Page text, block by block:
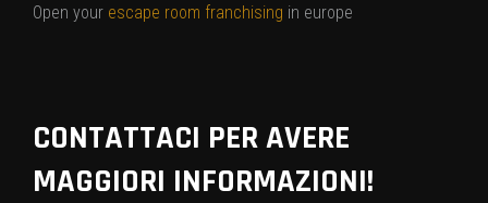
Open your escape room franchising in europe
CONTATTACI PER AVERE
MAGGIORI INFORMAZIONI!